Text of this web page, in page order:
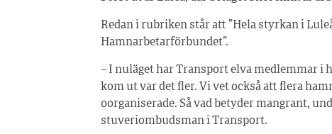
Redan i rubriken står att ”Hela styrkan i
Hamnarbetarförbundet”.
– I nuläget har Transport elva medlemmar
kom ut var det fler. Vi vet också att flera
oorganiserade. Så vad betyder mangrant,
stuveriombudsman i Transport.